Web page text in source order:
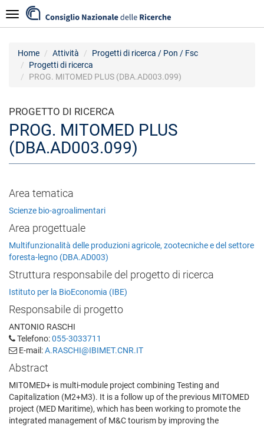
al
contenuto
Navigazione
Home Attività
Progetti di ricerca / Pon / Fsc
Progetti di ricerca
PROG. MITOMED PLUS (DBA.AD003.099)
PROGETTO DI RICERCA
PROG. MITOMED PLUS
(DBA.AD003.099)
Area tematica
Scienze bio-agroalimentari
Area progettuale
Multifunzionalità delle produzioni agricole, zootecniche e del settore
foresta-legno (DBA.AD003)
Struttura responsabile del progetto di ricerca
Istituto per la BioEconomia (IBE)
Responsabile di progetto
ANTONIO RASCHI
Telefono:055-3033711
E-mail:A.RASCHI@IBIMET.CNR.IT
Abstract
MITOMED+ is multi-module project combining Testing and
Capitalization (M2+M3). It is a follow up of the previous MITOMED
project (MED Maritime), which has been working to promote the
integrated management of M&C tourism by improving the